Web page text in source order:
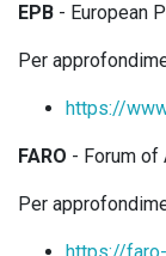
EPB - European
Per
https://
FARO - Forum of
Per